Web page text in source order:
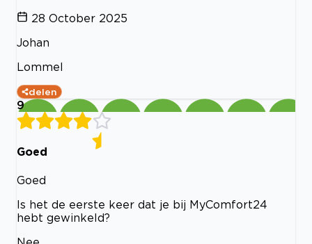
28 October 2025
Johan
Lommel
delen
9
Goed
Goed
Is het de eerste keer dat je bij MyComfort24
hebt gewinkeld?